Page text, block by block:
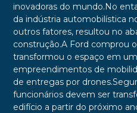
inovadoras do mundo.No
da indústria automobilística
outros fatores, resultou no
construção.A Ford comprou
transformou o espaço em
empreendimentos de
de entregas por
funcionários devem ser
edifício a partir do próximo